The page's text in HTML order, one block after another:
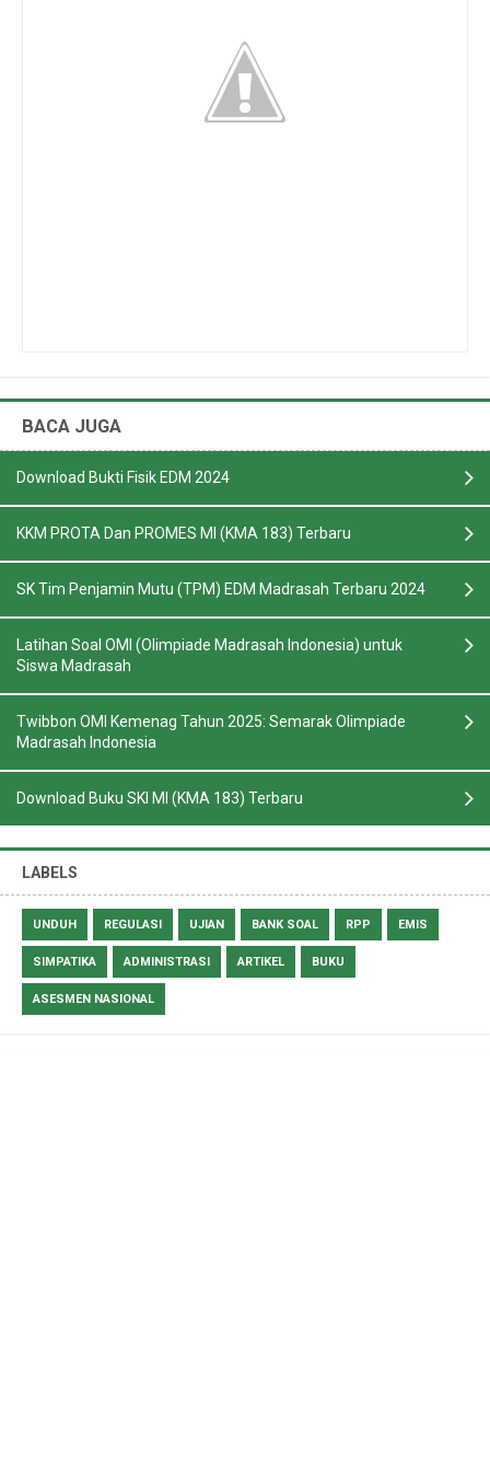
BACA JUGA
Download Bukti Fisik EDM 2024
KKM PROTA Dan PROMES MI (KMA 183) Terbaru
SK Tim Penjamin Mutu (TPM) EDM Madrasah Terbaru 2024
Latihan Soal OMI (Olimpiade Madrasah Indonesia) untuk
Siswa Madrasah
Twibbon OMI Kemenag Tahun 2025: Semarak Olimpiade
Madrasah Indonesia
Download Buku SKI MI (KMA 183) Terbaru
LABELS
UNDUH REGULASI UJIAN BANK SOAL RPP EMIS
SIMPATIKA ADMINISTRASI ARTIKEL BUKU
ASESMEN NASIONAL